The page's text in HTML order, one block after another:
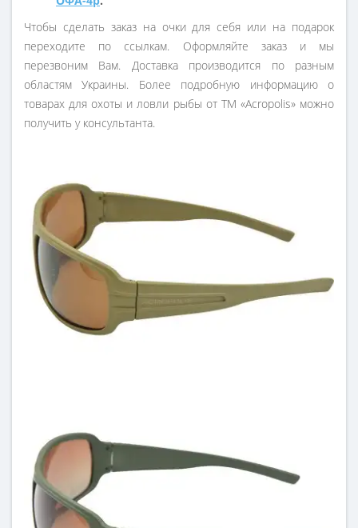
Чтобы сделать заказ на очки для себя или на подарок
переходите по ссылкам. Оформляйте заказ и мы
перезвоним Вам. Доставка производится по разным
областям Украины. Более подробную информацию о
товарах для охоты и ловли рыбы от ТМ «Acropolis» можно
получить у консультанта.